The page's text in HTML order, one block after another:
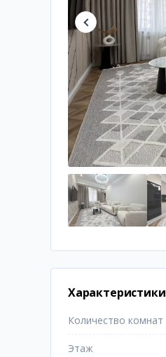
Характеристики
Количество комнат
Этаж